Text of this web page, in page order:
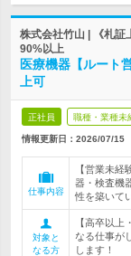
株式会社竹山 | 《札証
90%以上
医療機器【ルート
上可
正社員 職種・業種未
情報更新日：2026/07/15
仕事内容
【営業未
器・検査機
性を築いて
対象と
なる方
【高卒以
なる仕事が
します！